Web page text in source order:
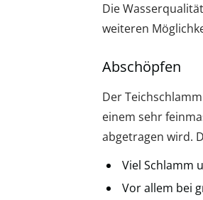
Die
weiteren
Abschöpfen
Der
einem sehr
abgetragen wird.
Viel Schlamm
Vor allem bei